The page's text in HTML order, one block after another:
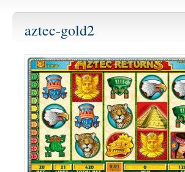
aztec-gold2